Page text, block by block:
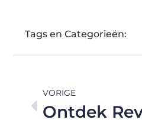
Tags en Categorieën:
VORIGE